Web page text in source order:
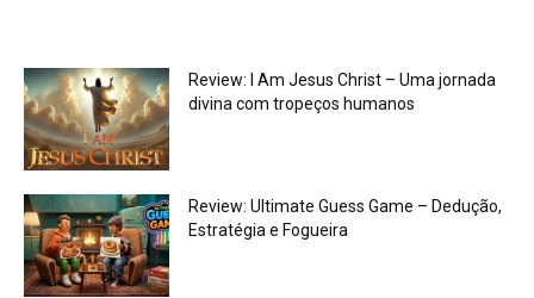
Review: I Am Jesus Christ – Uma jornada
divina com tropeços humanos
Review: Ultimate Guess Game – Dedução,
Estratégia e Fogueira